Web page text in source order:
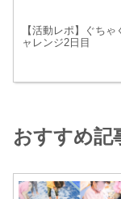
【活動レポ】ぐち
ャレンジ2日目
おすすめ記